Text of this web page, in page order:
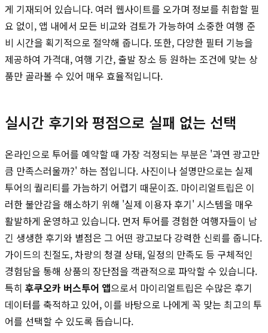
게 기재되어 있습니다. 여러 웹사이트를 오가며 정보를 취합할 필
요 없이, 앱 내에서 모든 비교와 검토가 가능하여 소중한 여행 준
비 시간을 획기적으로 절약해 줍니다. 또한, 다양한 필터 기능을
제공하여 가격대, 여행 기간, 출발 장소 등 원하는 조건에 맞는 상
품만 골라볼 수 있어 매우 효율적입니다.
실시간 후기와 평점으로 실패 없는 선택
온라인으로 투어를 예약할 때 가장 걱정되는 부분은 '과연 광고만
큼 만족스러울까?' 하는 점입니다. 사진이나 설명만으로는 실제
투어의 퀄리티를 가늠하기 어렵기 때문이죠. 마이리얼트립은 이
러한 불안감을 해소하기 위해 '실제 이용자 후기' 시스템을 매우
활발하게 운영하고 있습니다. 먼저 투어를 경험한 여행자들이 남
긴 생생한 후기와 별점은 그 어떤 광고보다 강력한 신뢰를 줍니다.
가이드의 친절도, 차량의 청결 상태, 일정의 만족도 등 구체적인
경험담을 통해 상품의 장단점을 객관적으로 파악할 수 있습니다.
특히 후쿠오카 버스투어 앱으로서 마이리얼트립은 수많은 후기
데이터를 축적하고 있어, 이를 바탕으로 나에게 꼭 맞는 최고의 투
어를 선택할 수 있도록 돕습니다.